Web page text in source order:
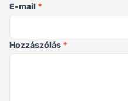
E-mail *
Hozzászólás *